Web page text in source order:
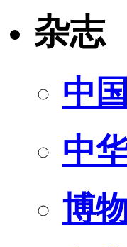
杂志
中
中
博